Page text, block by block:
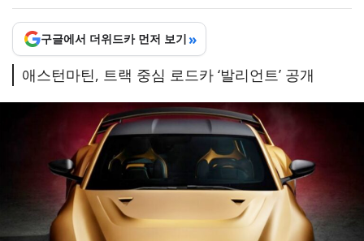
구글에서 더위드카 먼저 보기 »
애스턴마틴, 트랙 중심 로드카 ‘발리언트’ 공개